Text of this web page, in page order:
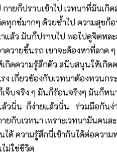
ยก็ปราบเข้าไป เวทนาที่มันเกิ
กข์มากๆ ด้วยซ้ำไป ความสุขก็
แล้ว มันก็ปราบไป พอไปดูจิตห
วายขึ้นรถ เขาจะต้องหาที่ลา
ดความรู้สึกตัว สนับสนุนให้เกิ
เกี่ยวข้องกับเวทนาต้องทวนก
บจริง ๆ มันก็ร้อนจริงๆ มันก็ห
วนั่น ก็ง่ายแล้วนั่น ร่วมมือกัน
ยกับเวทนา เพราะเวทนามันค
ความรู้สึกนี่เข้ากันได้ต่อควา
ม่ใช่ชีวิต